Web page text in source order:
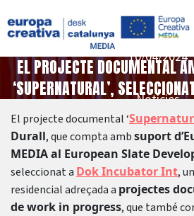
Notícies
EL PROJECTE DOCUMENTAL
‘SUPERNATURAL’,
10/04/2024
El projecte documental ‘
Durall, que compta ambsuport
MEDIA al European Slate
seleccionat a Dok Incubator Int,
residencial adreçada a projectes
de work in progress, que també